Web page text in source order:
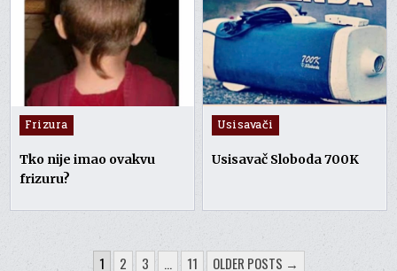
Posted
in
Frizura
Tko nije imao ovakvu
frizuru?
Posted
in
Usisavači
Usisavač Sloboda 700K
1 2 3 … 11 OLDER POSTS →